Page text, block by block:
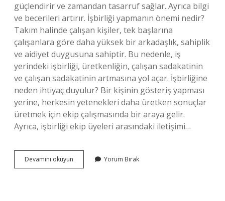
güçlendirir ve zamandan tasarruf sağlar. Ayrıca bilgi
ve becerileri artırır. İşbirliği yapmanın önemi nedir?
Takım halinde çalışan kişiler, tek başlarına
çalışanlara göre daha yüksek bir arkadaşlık, sahiplik
ve aidiyet duygusuna sahiptir. Bu nedenle, iş
yerindeki işbirliği, üretkenliğin, çalışan sadakatinin
ve çalışan sadakatinin artmasına yol açar. İşbirliğine
neden ihtiyaç duyulur? Bir kişinin gösteriş yapması
yerine, herkesin yetenekleri daha üretken sonuçlar
üretmek için ekip çalışmasında bir araya gelir.
Ayrıca, işbirliği ekip üyeleri arasındaki iletişimi…
Devamını okuyun
Bize
Yorum Bırak